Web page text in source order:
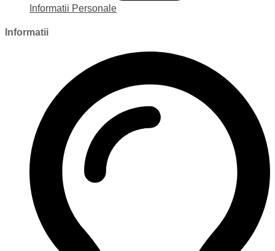
Informatii Personale
Informatii